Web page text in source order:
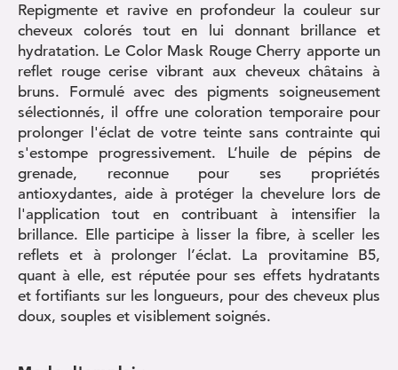
Repigmente et ravive en profondeur la couleur sur
cheveux colorés tout en lui donnant brillance et
hydratation. Le Color Mask Rouge Cherry apporte un
reflet rouge cerise vibrant aux cheveux châtains à
bruns. Formulé avec des pigments soigneusement
sélectionnés, il offre une coloration temporaire pour
prolonger l'éclat de votre teinte sans contrainte qui
s'estompe progressivement. L’huile de pépins de
grenade, reconnue pour ses propriétés
antioxydantes, aide à protéger la chevelure lors de
l'application tout en contribuant à intensifier la
brillance. Elle participe à lisser la fibre, à sceller les
reflets et à prolonger l’éclat. La provitamine B5,
quant à elle, est réputée pour ses effets hydratants
et fortifiants sur les longueurs, pour des cheveux plus
doux, souples et visiblement soignés.